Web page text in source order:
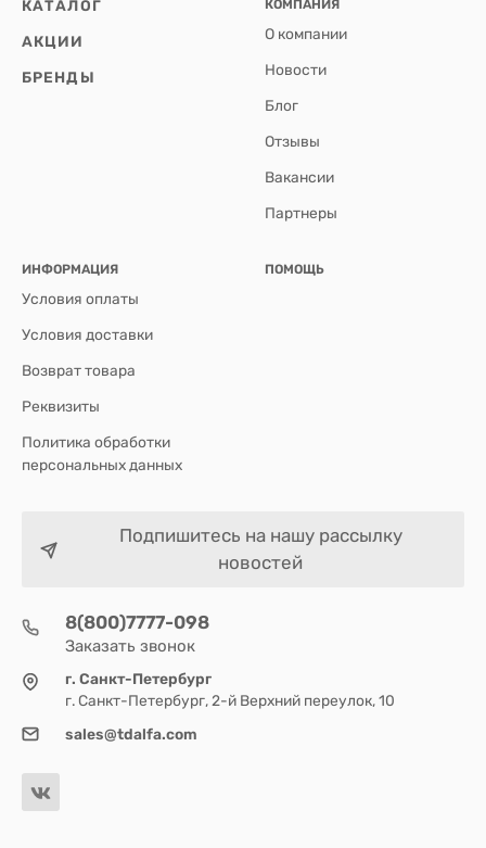
КАТАЛОГ
АКЦИИ
БРЕНДЫ
КОМПАНИЯ
О компании
Новости
Блог
Отзывы
Вакансии
Партнеры
ИНФОРМАЦИЯ
Условия оплаты
Условия доставки
Возврат товара
Реквизиты
Политика обработки
персональных данных
ПОМОЩЬ
Подпишитесь на нашу рассылку
новостей
8(800)7777-098
Заказать звонок
г. Санкт-Петербург
г. Санкт-Петербург, 2-й Верхний переулок, 10
sales@tdalfa.com